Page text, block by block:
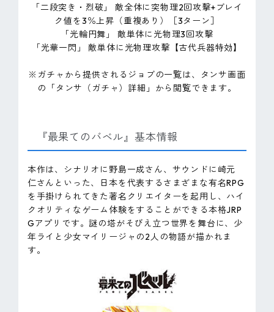
「二段突き・烈破」 敵全体に突物理2回攻撃+ブレイ
ク値を3％上昇（重複あり）［3ターン］
「光輪円舞」 敵単体に光物理3回攻撃
「光華一閃」 敵単体に光物理攻撃【古代兵器特効】
※ガチャから提供されるジョブの一覧は、タンサ画面
の「タンサ（ガチャ）詳細」から閲覧できます。
『最果てのバベル』基本情報
本作は、シナリオに野島一成さん、サウンドに崎元
仁さんといった、日本を代表するさまざまな有名RPG
を手掛けられてきた著名クリエイターを起用し、ハイ
クオリティなゲーム体験をすることができる本格JRP
Gアプリです。謎の塔がそびえ立つ世界を舞台に、少
年ライと少女マイリージャの2人の物語が描かれま
す。